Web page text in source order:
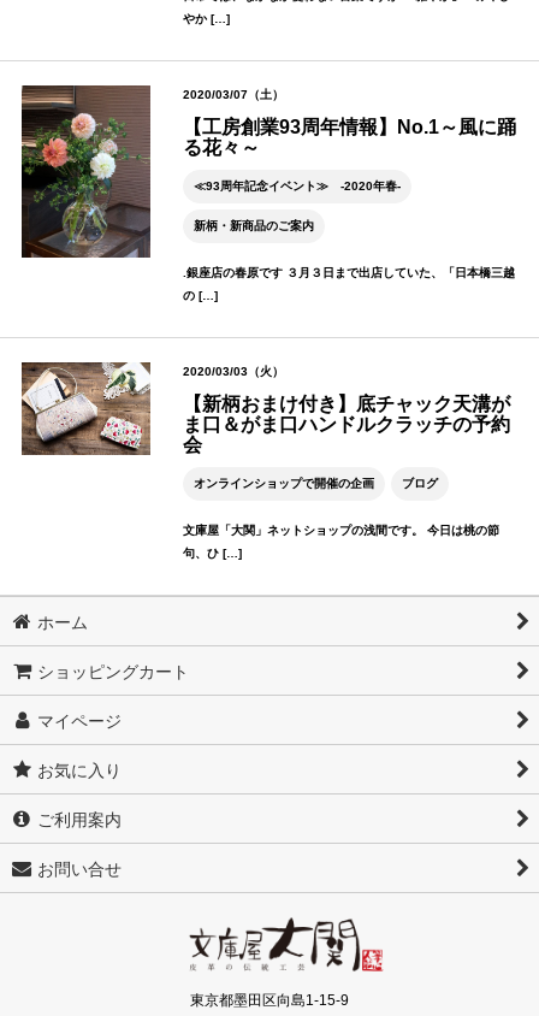
やか […]
2020/03/07（土）
【工房創業93周年情報】No.1～風に踊
る花々～
≪93周年記念イベント≫ -2020年春-
新柄・新商品のご案内
.銀座店の春原です ３月３日まで出店していた、「日本橋三越
の […]
2020/03/03（火）
【新柄おまけ付き】底チャック天溝が
ま口＆がま口ハンドルクラッチの予約
会
オンラインショップで開催の企画 ブログ
文庫屋「大関」ネットショップの浅間です。 今日は桃の節
句、ひ […]
ホーム
ショッピングカート
マイページ
お気に入り
ご利用案内
お問い合せ
東京都墨田区向島1-15-9